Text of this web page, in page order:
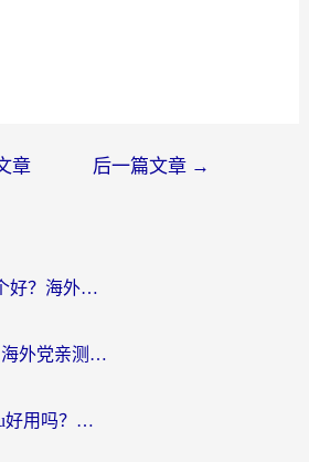
章 后一篇文章 →
雷神手游和sixfast哪个好？海外党亲测3款回国加速器，教你选对不踩坑
穿梭和快喵好用吗？海外党亲测：小众加速器对比+番茄加速器深度体验
云极和Unblock Youku好用吗？海外党亲测+2026回国加速器避坑指南